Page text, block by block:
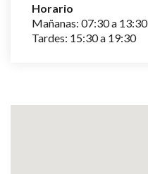
Horario
Mañanas: 07:30 a 13:30
‌Tardes: 15:30 a 19:30